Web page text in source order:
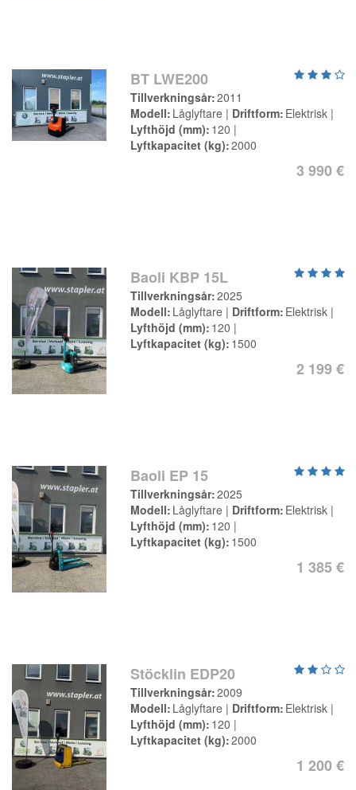
BT LWE200
Tillverkningsår 2011
Modell Låglyftare Driftform Elektrisk
Lyfthöjd (mm) 120
Lyftkapacitet (kg) 2000
3 990 €
Baoli KBP 15L
Tillverkningsår 2025
Modell Låglyftare Driftform Elektrisk
Lyfthöjd (mm) 120
Lyftkapacitet (kg) 1500
2 199 €
Baoli EP 15
Tillverkningsår 2025
Modell Låglyftare Driftform Elektrisk
Lyfthöjd (mm) 120
Lyftkapacitet (kg) 1500
1 385 €
Stöcklin EDP20
Tillverkningsår 2009
Modell Låglyftare Driftform Elektrisk
Lyfthöjd (mm) 120
Lyftkapacitet (kg) 2000
1 200 €